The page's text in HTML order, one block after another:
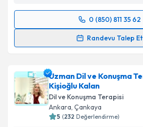
0 (850) 811 35 62
Randevu Talep Et
Randevu Takvimi Talebi
için bir takvim hazırlandığında e-
bilgilendireceğiz.
E-posta Adresiniz
Uzman Dil ve Konuşma
Kişioğlu Kalan
Dil ve Konuşma Terapisi
Ankara, Çankaya
5 (232 Değerlendirme)